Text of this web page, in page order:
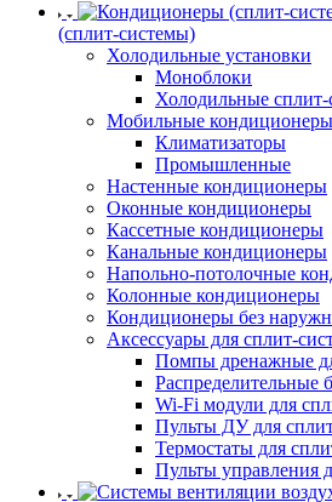
(сплит-системы)
Холодильные установки
Моноблоки
Холодильные
Мобильные кондиционеры
Климатизаторы
Промышленные
Настенные кондиционеры
Оконные кондиционеры
Кассетные кондиционеры
Канальные кондиционеры
Напольно-потолочные
Колонные кондиционеры
Кондиционеры без
Аксессуары для сплит-
Помпы дренажные
Распределительные
Wi-Fi модули для
Пульты ДУ для
Термостаты для
Пульты управления